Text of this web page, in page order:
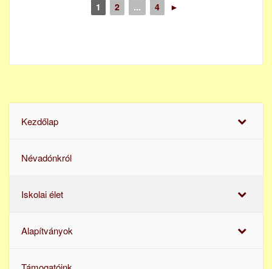
1 2 ... 4 ►
Kezdőlap
Névadónkról
Iskolai élet
Alapítványok